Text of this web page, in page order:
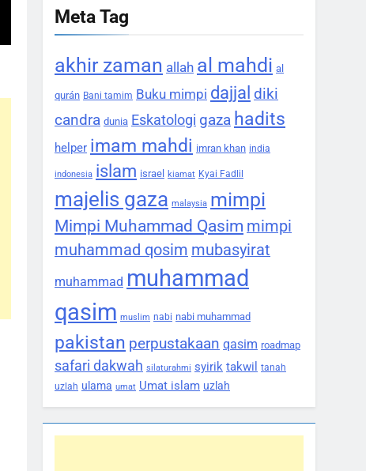
Meta Tag
akhir zaman allah al mahdi al
qurán Bani tamim Buku mimpi dajjal diki
candra dunia Eskatologi gaza hadits
helper imam mahdi imran khan india
indonesia islam israel kiamat Kyai Fadlil
majelis gaza malaysia mimpi
Mimpi Muhammad Qasim mimpi
muhammad qosim mubasyirat
muhammad muhammad
qasim muslim nabi nabi muhammad
pakistan perpustakaan qasim roadmap
safari dakwah silaturahmi syirik takwil
tanah
uzlah ulama umat Umat islam uzlah